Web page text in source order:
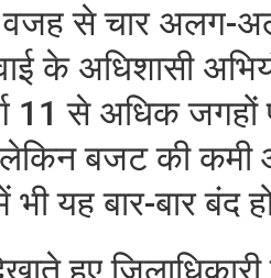
से चार अलग-
के अधिशासी
11 से अधिक जगहों
बजट की कमी
यह बार-बार बंद